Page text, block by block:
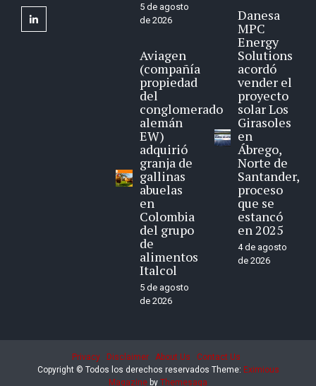
linkedin
5 de agosto
de 2026
Aviagen
(compañía
propiedad
del
conglomerado
alemán
EW)
adquirió
granja de
gallinas
abuelas
en
Colombia
del grupo
de
alimentos
Italcol
5 de agosto
de 2026
Danesa
MPC
Energy
Solutions
acordó
vender el
proyecto
solar Los
Girasoles
en
Ábrego,
Norte de
Santander,
proceso
que se
estancó
en 2025
4 de agosto
de 2026
Privacy Disclaimer About Us
Contact Us
Copyright © Todos los derechos reservados Theme: Eximious
Magazine by Themesaga